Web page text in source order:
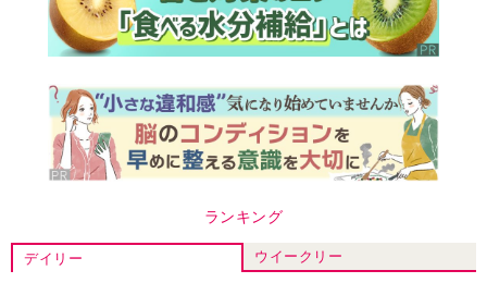
ランキング
デイリー ウイークリー